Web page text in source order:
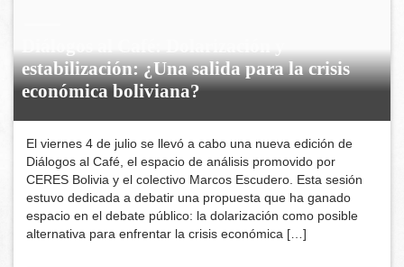
estabilización: ¿Una salida para la crisis
económica boliviana?
El viernes 4 de julio se llevó a cabo una nueva edición de
Diálogos al Café, el espacio de análisis promovido por
CERES Bolivia y el colectivo Marcos Escudero. Esta sesión
estuvo dedicada a debatir una propuesta que ha ganado
espacio en el debate público: la dolarización como posible
alternativa para enfrentar la crisis económica […]